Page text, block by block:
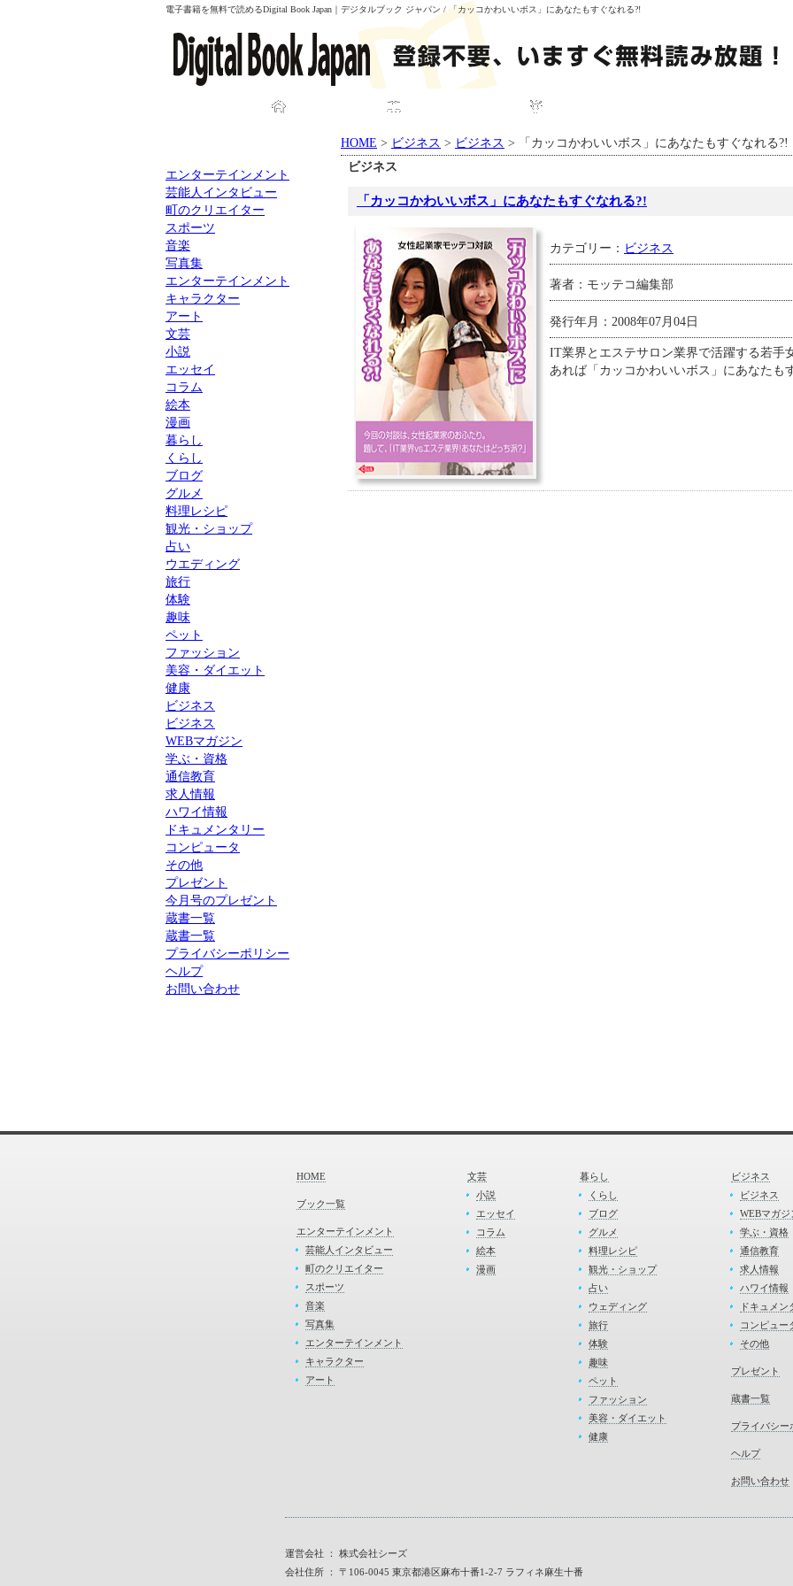
電子書籍を無料で読めるDigital Book Japan｜デジタルブック ジャパン / 「カッコかわいいボス」にあなたもすぐなれる?!
HOME > ビジネス > ビジネス > 「カッコかわいいボス」にあなたもすぐなれる?!
ビジネス
「カッコかわいいボス」にあなたもすぐなれる?!
カテゴリー： ビジネス
著者：モッテコ編集部
発行年月：2008年07月04日
IT業界とエステサロン業界で活躍する若手
あれば「カッコかわいいボス」にあなたも
エンターテインメント
芸能人インタビュー
町のクリエイター
スポーツ
音楽
写真集
エンターテインメント
キャラクター
アート
文芸
小説
エッセイ
コラム
絵本
漫画
暮らし
くらし
ブログ
グルメ
料理レシピ
観光・ショップ
占い
ウエディング
旅行
体験
趣味
ペット
ファッション
美容・ダイエット
健康
ビジネス
ビジネス
WEBマガジン
学ぶ・資格
通信教育
求人情報
ハワイ情報
ドキュメンタリー
コンピュータ
その他
プレゼント
今月号のプレゼント
蔵書一覧
蔵書一覧
プライバシーポリシー
ヘルプ
お問い合わせ
HOME
ブック一覧
エンターテインメント
芸能人インタビュー
町のクリエイター
スポーツ
音楽
写真集
エンターテインメント
キャラクター
アート
文芸
小説
エッセイ
コラム
絵本
漫画
暮らし
くらし
ブログ
グルメ
料理レシピ
観光・ショップ
占い
ウェディング
旅行
体験
趣味
ペット
ファッション
美容・ダイエット
健康
ビジネス
ビジネス
WEBマガジ
学ぶ・資格
通信教育
求人情報
ハワイ情報
ドキュメン
コンピュー
その他
プレゼント
蔵書一覧
プライバシー
ヘルプ
お問い合わせ
運営会社 ： 株式会社シーズ
会社住所 ： 〒106-0045 東京都港区麻布十番1-2-7 ラフィネ麻生十番